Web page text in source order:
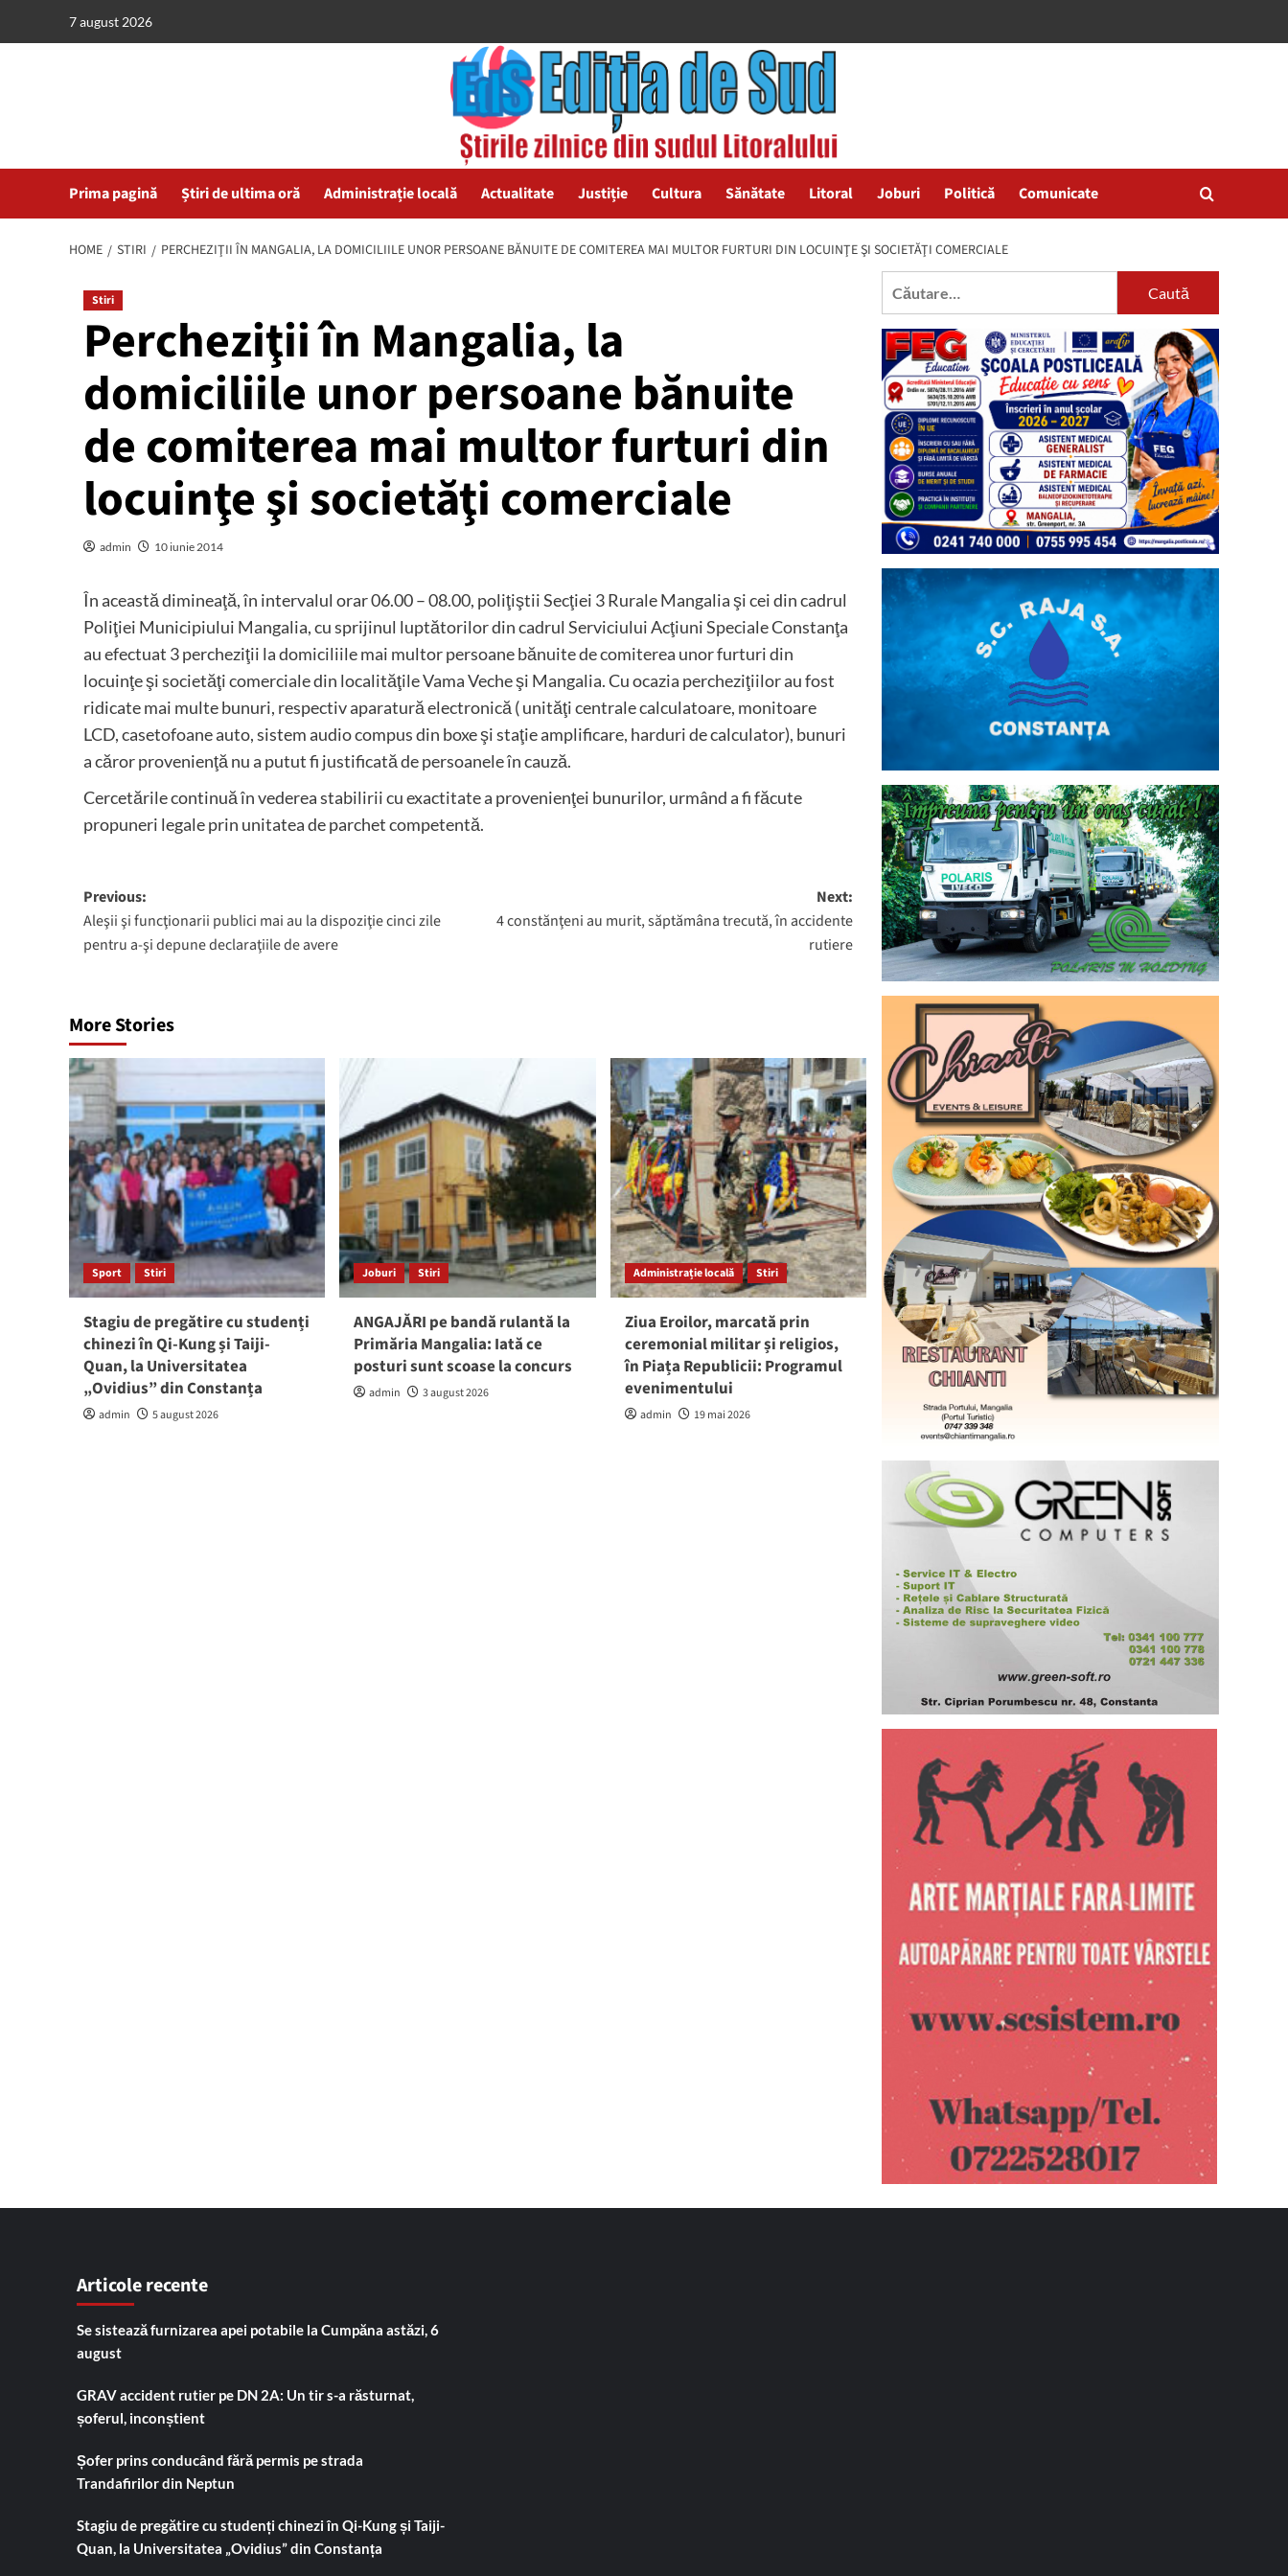
7 august 2026
Prima pagină Știri de ultima oră Administrație locală Actualitate Justiție Cultura Sănătate Litoral Joburi Politică Comunicate
HOME STIRI PERCHEZIŢII ÎN MANGALIA, LA DOMICILIILE UNOR PERSOANE BĂNUITE DE COMITEREA MAI MULTOR FURTURI DIN LOCUINŢE ŞI SOCIETĂŢI COMERCIALE
Stiri
Percheziţii în Mangalia, la
domiciliile unor persoane bănuite
de comiterea mai multor furturi din
locuinţe şi societăţi comerciale
admin 10 iunie 2014
În această dimineaţă, în intervalul orar 06.00 – 08.00, poliţiştii Secţiei 3 Rurale Mangalia şi cei din cadrul
Poliţiei Municipiului Mangalia, cu sprijinul luptătorilor din cadrul Serviciului Acţiuni Speciale Constanţa
au efectuat 3 percheziţii la domiciliile mai multor persoane bănuite de comiterea unor furturi din
locuinţe şi societăţi comerciale din localităţile Vama Veche şi Mangalia. Cu ocazia percheziţiilor au fost
ridicate mai multe bunuri, respectiv aparatură electronică ( unităţi centrale calculatoare, monitoare
LCD, casetofoane auto, sistem audio compus din boxe şi staţie amplificare, harduri de calculator), bunuri
a căror provenienţă nu a putut fi justificată de persoanele în cauză.
Cercetările continuă în vederea stabilirii cu exactitate a provenienţei bunurilor, urmând a fi făcute
propuneri legale prin unitatea de parchet competentă.
Post
navigation
Previous:
Aleşii şi funcţionarii publici mai au la dispoziţie cinci zile
pentru a-şi depune declaraţiile de avere
Next:
4 constănţeni au murit, săptămâna trecută, în accidente
rutiere
More Stories
Sport Stiri
Stagiu de pregătire cu studenți
chinezi în Qi-Kung și Taiji-
Quan, la Universitatea
„Ovidius” din Constanța
admin 5 august 2026
Joburi Stiri
ANGAJĂRI pe bandă rulantă la
Primăria Mangalia: Iată ce
posturi sunt scoase la concurs
admin 3 august 2026
Administrație locală Stiri
Ziua Eroilor, marcată prin
ceremonial militar și religios,
în Piața Republicii: Programul
evenimentului
admin 19 mai 2026
Caută
Articole recente
Se sistează furnizarea apei potabile la Cumpăna astăzi, 6
august
GRAV accident rutier pe DN 2A: Un tir s-a răsturnat,
șoferul, inconștient
Șofer prins conducând fără permis pe strada
Trandafirilor din Neptun
Stagiu de pregătire cu studenți chinezi în Qi-Kung și Taiji-
Quan, la Universitatea „Ovidius” din Constanța